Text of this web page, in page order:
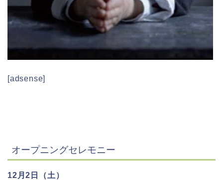
[adsense]
オープニングセレモニー
12月2日（土）